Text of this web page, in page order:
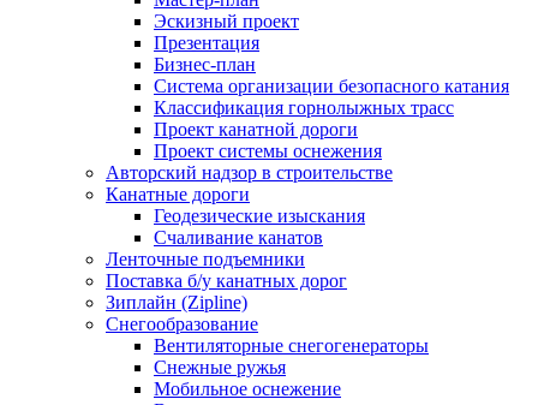
Эскизный проект
Презентация
Бизнес-план
Система организации безопасного катания
Классификация горнолыжных трасс
Проект канатной дороги
Проект системы оснежения
Авторский надзор в строительстве
Канатные дороги
Геодезические изыскания
Счаливание канатов
Ленточные подъемники
Поставка б/у канатных дорог
Зиплайн (Zipline)
Снегообразование
Вентиляторные снегогенераторы
Снежные ружья
Мобильное оснежение